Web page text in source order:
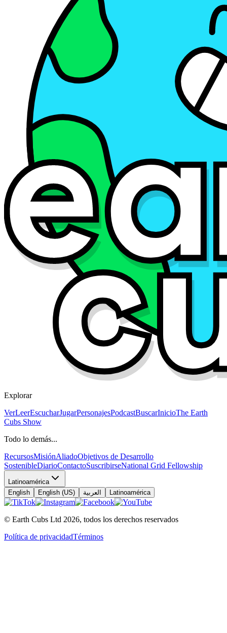
Explorar
VerLeerEscucharJugarPersonajesPodcastBuscarInicioThe Earth
Cubs Show
Todo lo demás...
RecursosMisiónAliadoObjetivos de Desarrollo
SostenibleDiarioContactoSuscribirseNational Grid Fellowship
Latinoamérica
English
English (US) العربية Latinoamérica
© Earth Cubs Ltd 2026, todos los derechos reservados
Política de privacidadTérminos